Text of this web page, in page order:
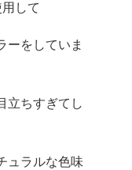
して
ーをしていま
立ちすぎてし
ュラルな色味